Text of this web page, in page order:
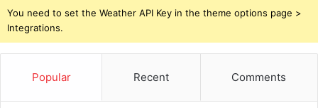
You need to set the Weather API Key in the theme options page >
Integrations.
Popular Recent Comments